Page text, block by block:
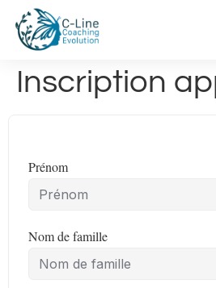
Inscription
Prénom
Nom de famille